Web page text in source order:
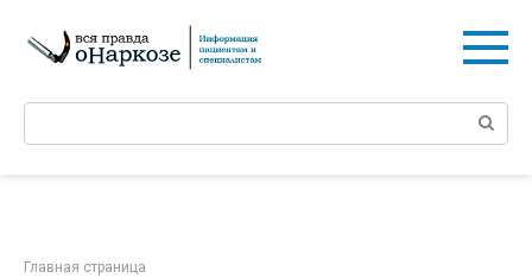
контенту
Поиск:
Главная страница